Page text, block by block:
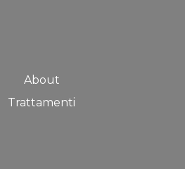
About
Trattamenti